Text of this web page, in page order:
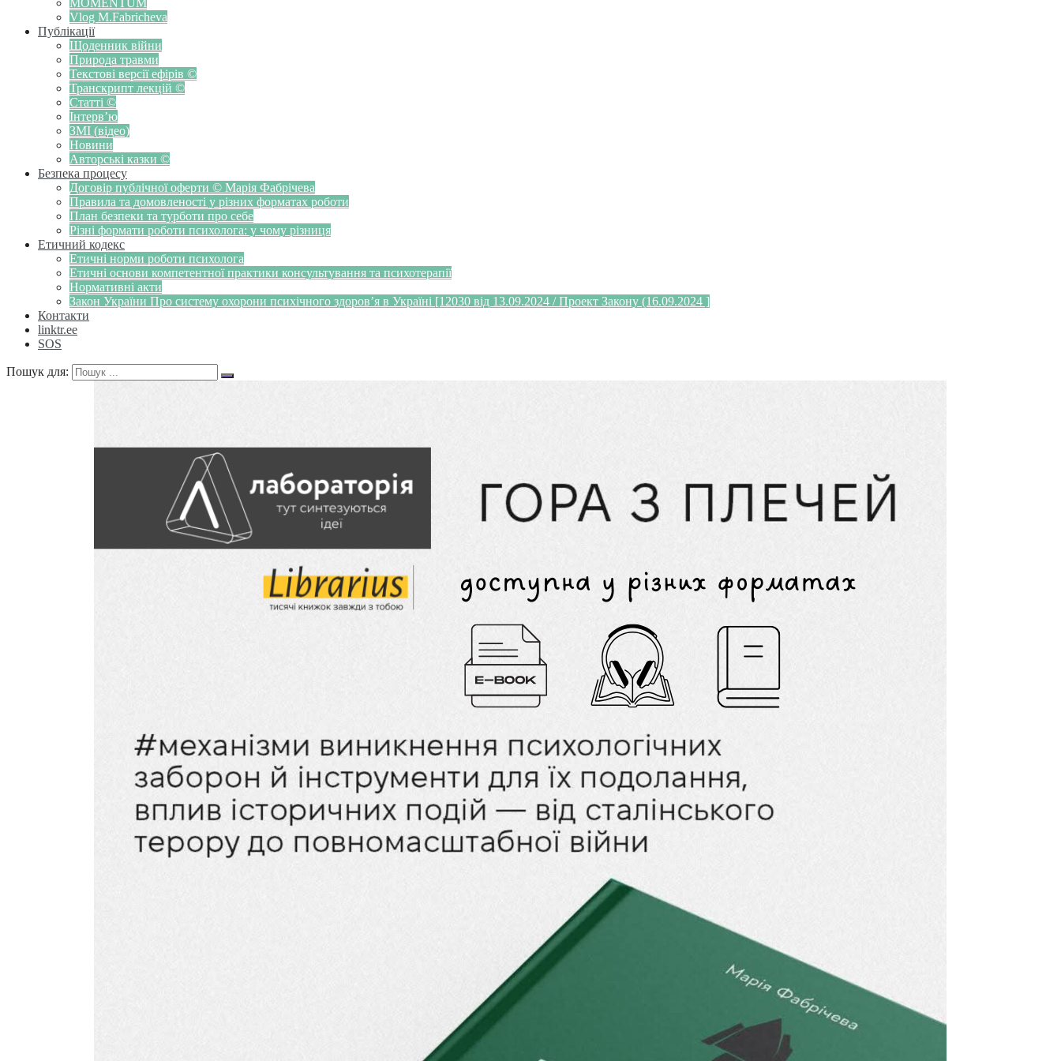
Vlog M.Fabricheva
Публікації
Щоденник війни
Природа травми
Текстові версії ефірів ©
Транскрипт лекцій ©
Статті ©
Інтерв’ю
ЗМІ (відео)
Новини
Авторські казки ©
Безпека процесу
Договір публічної оферти © Марія Фабрічева
Правила та домовленості у різних форматах роботи
План безпеки та турботи про себе
Різні формати роботи психолога: у чому різниця
Етичний кодекс
Етичні норми роботи психолога
Етичні основи компетентної практики консультування та психотерапії
Нормативні акти
Закон України Про систему охорони психічного здоров’я в Україні [12030 від 13.09.2024 / Проект Закону (16.09.2024 ]
Контакти
linktr.ee
SOS
Пошук для: